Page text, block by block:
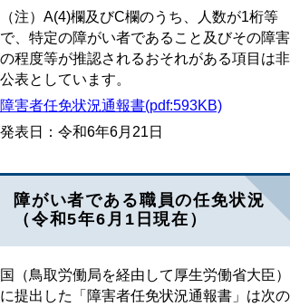
（注）A(4)欄及びC欄のうち、人数が1桁等
で、特定の障がい者であること及びその障害
の程度等が推認されるおそれがある項目は非
公表としています。
障害者任免状況通報書(pdf:593KB)
発表日：令和6年6月21日
障がい者である職員の任免状況
（令和5年6月1日現在）
国（鳥取労働局を経由して厚生労働省大臣）
に提出した「障害者任免状況通報書」は次の